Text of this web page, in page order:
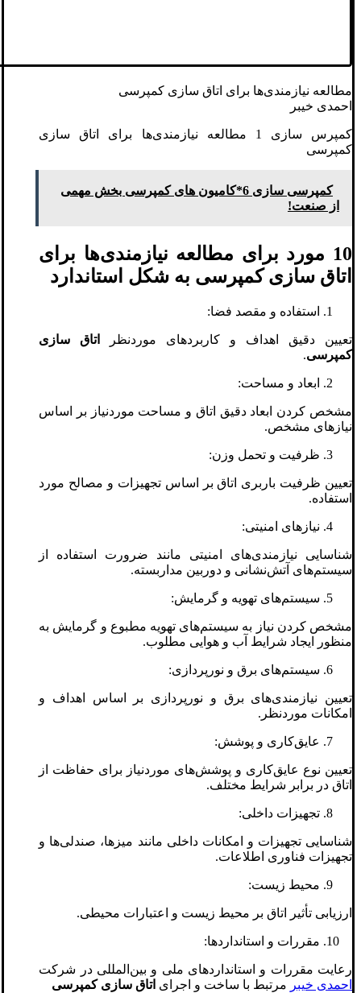
مطالعه نیازمندی‌ها برای اتاق سازی کمپرسی
احمدی خیبر
کمپرس سازی 1 مطالعه نیازمندی‌ها برای اتاق سازی
کمپرسی
کمپرسی سازی 6*کامیون های کمپرسی بخش مهمی
از صنعت!
10 مورد برای مطالعه نیازمندی‌ها برای
اتاق سازی کمپرسی به شکل استاندارد
استفاده و مقصد فضا:
تعیین دقیق اهداف و کاربردهای موردنظر
اتاق سازی
کمپرسی.
ابعاد و مساحت:
مشخص کردن ابعاد دقیق اتاق و مساحت موردنیاز بر اساس
نیازهای مشخص.
ظرفیت و تحمل وزن:
تعیین ظرفیت باربری اتاق بر اساس تجهیزات و مصالح مورد
استفاده.
نیازهای امنیتی:
شناسایی نیازمندی‌های امنیتی مانند ضرورت استفاده از
سیستم‌های آتش‌نشانی و دوربین مداربسته.
سیستم‌های تهویه و گرمایش:
مشخص کردن نیاز به سیستم‌های تهویه مطبوع و گرمایش به
منظور ایجاد شرایط آب و هوایی مطلوب.
سیستم‌های برق و نورپردازی:
تعیین نیازمندی‌های برق و نورپردازی بر اساس اهداف و
امکانات موردنظر.
عایق‌کاری و پوشش:
تعیین نوع عایق‌کاری و پوشش‌های موردنیاز برای حفاظت از
اتاق در برابر شرایط مختلف.
تجهیزات داخلی:
شناسایی تجهیزات و امکانات داخلی مانند میزها، صندلی‌ها و
تجهیزات فناوری اطلاعات.
محیط زیست:
ارزیابی تأثیر اتاق بر محیط زیست و اعتبارات محیطی.
مقررات و استانداردها:
رعایت مقررات و استانداردهای ملی و بین‌المللی در شرکت
احمدی خیبر مرتبط با ساخت و اجرای اتاق سازی کمپرسی